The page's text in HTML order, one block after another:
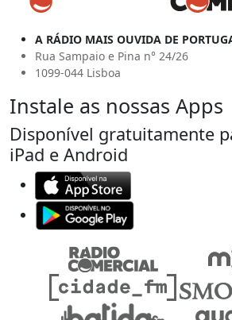
A RÁDIO MAIS OUVIDA DE
Rua Sampaio e Pina n° 24/26
1099-044 Lisboa
Instale as nossas Apps
Disponível gratuitamente
iPad e Android